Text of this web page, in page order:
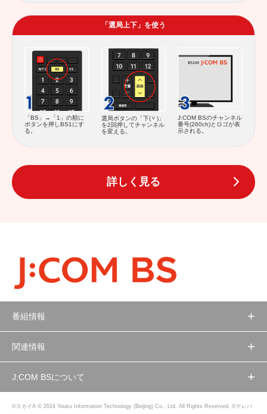
「選局上下」を使う
「BS」→「1」の順に
ボタンを押しBS1にす
る。
選局ボタンの「下(
)」
を2回押してチャンネル
を変える。
J:COM BSのチャンネル
番号(260ch)とロゴが表
示される。
詳しく見る
番組情報
関連情報
J:COM BSについて
©スカイA © 2024 Youku Information Technology (Beijing) Co., Ltd. All Rights Reserved. ©テレパ